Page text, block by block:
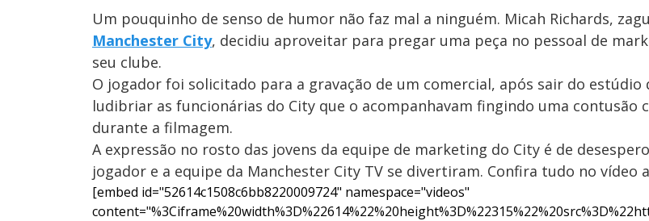
Um pouquinho de senso de humor não faz mal a ninguém. Micah Richards,
Manchester City, decidiu aproveitar para pregar uma peça no pessoal de
seu clube.
O jogador foi solicitado para a gravação de um comercial, após sair do estúdio
ludibriar as funcionárias do City que o acompanhavam fingindo uma contusão
durante a filmagem.
A expressão no rosto das jovens da equipe de marketing do City é de
jogador e a equipe da Manchester City TV se divertiram. Confira tudo no vídeo
[embed id="52614c1508c6bb8220009724" namespace="videos"